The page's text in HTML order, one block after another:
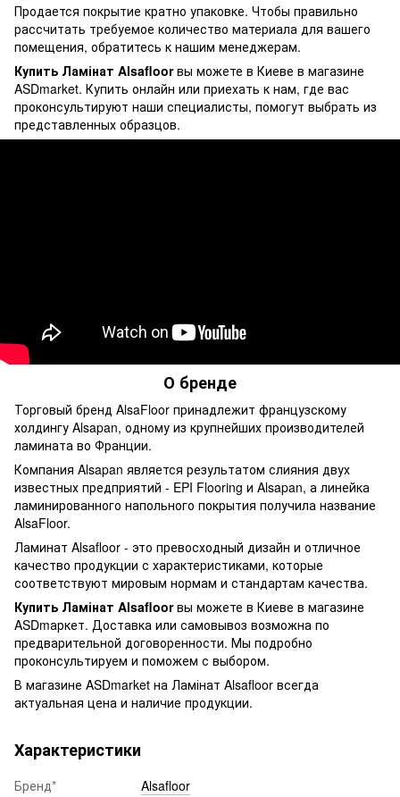
Продается покрытие кратно упаковке. Чтобы правильно
рассчитать требуемое количество материала для вашего
помещения, обратитесь к нашим менеджерам.
Купить Ламінат Alsafloorвы можете в Киеве в магазине
ASDmarket. Купить онлайн или приехать к нам, где вас
проконсультируют наши специалисты, помогут выбрать из
представленных образцов.
О бренде
Торговый бренд AlsaFloor принадлежит французскому
холдингу Alsapan, одному из крупнейших производителей
ламината во Франции.
Компания Alsapan является результатом слияния двух
известных предприятий - EPI Flooring и Alsapan, а линейка
ламинированного напольного покрытия получила название
AlsaFloor.
Ламинат Alsafloor - это превосходный дизайн и отличное
качество продукции с характеристиками, которые
соответствуют мировым нормам и стандартам качества.
Купить Ламінат Alsafloorвы можете в Киеве в магазине
ASDmаркет. Доставка или самовывоз возможна по
предварительной договоренности. Мы подробно
проконсультируем и поможем с выбором.
В магазине ASDmarket на Ламінат Alsafloor всегда
актуальная цена и наличие продукции.
Характеристики
Бренд*
Alsafloor